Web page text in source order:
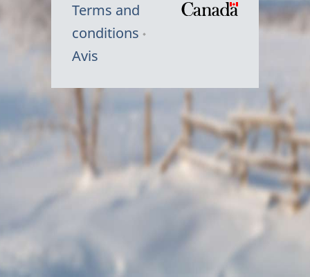
Terms and
conditions
Avis
Symbole
Canada